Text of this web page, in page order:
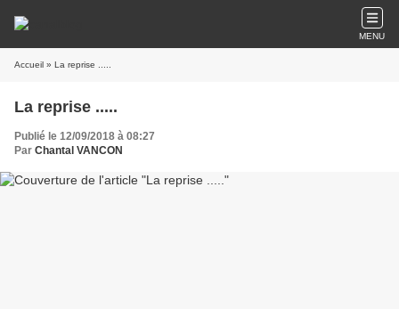
MENU
Accueil » La reprise .....
La reprise .....
Publié le 12/09/2018 à 08:27
Par Chantal VANCON